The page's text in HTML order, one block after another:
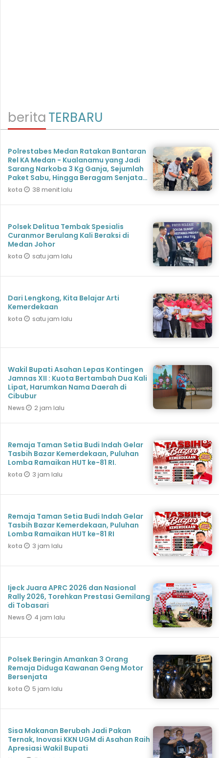
beritaTERBARU
Polrestabes Medan Ratakan Bantaran
Rel KA Medan - Kualanamu yang Jadi
Sarang Narkoba 3 Kg Ganja, Sejumlah
Paket Sabu, Hingga Beragam Senjata
Disita
kota 38 menit lalu
Polsek Delitua Tembak Spesialis
Curanmor Berulang Kali Beraksi di
Medan Johor
kota satu jam lalu
Dari Lengkong, Kita Belajar Arti
Kemerdekaan
kota satu jam lalu
Wakil Bupati Asahan Lepas Kontingen
Jamnas XII : Kuota Bertambah Dua Kali
Lipat, Harumkan Nama Daerah di
Cibubur
News 2 jam lalu
Remaja Taman Setia Budi Indah Gelar
Tasbih Bazar Kemerdekaan, Puluhan
Lomba Ramaikan HUT ke-81 RI.
kota 3 jam lalu
Remaja Taman Setia Budi Indah Gelar
Tasbih Bazar Kemerdekaan, Puluhan
Lomba Ramaikan HUT ke-81 RI
kota 3 jam lalu
Ijeck Juara APRC 2026 dan Nasional
Rally 2026, Torehkan Prestasi Gemilang
di Tobasari
News 4 jam lalu
Polsek Beringin Amankan 3 Orang
Remaja Diduga Kawanan Geng Motor
Bersenjata
kota 5 jam lalu
Sisa Makanan Berubah Jadi Pakan
Ternak, Inovasi KKN UGM di Asahan Raih
Apresiasi Wakil Bupati